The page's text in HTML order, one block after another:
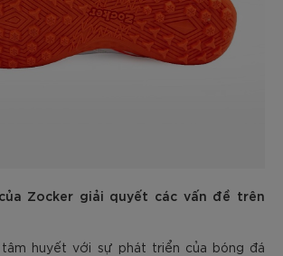
Zocker giải quyết các vấn đề trên
huyết với sự phát triển của bóng đá